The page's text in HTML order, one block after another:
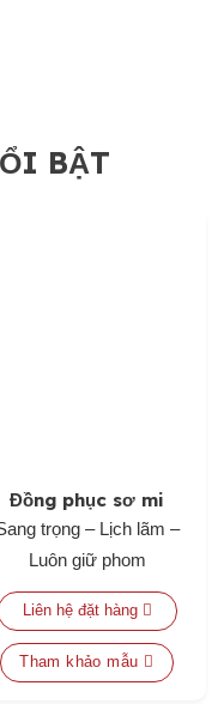
BẬT
Đồng phục sơ mi
trọng – Lịch lãm –
Luôn giữ phom
Liên hệ đặt hàng
Tham khảo mẫu